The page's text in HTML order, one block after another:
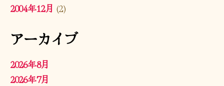
2004年12月 (2)
アーカイブ
2026年8月
2026年7月